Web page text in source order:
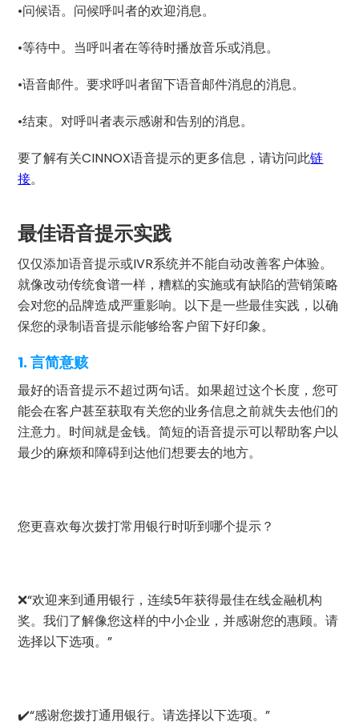
•问候语。问候呼叫者的欢迎消息。
•等待中。当呼叫者在等待时播放音乐或消息。
•语音邮件。要求呼叫者留下语音邮件消息的消息。
•结束。对呼叫者表示感谢和告别的消息。
要了解有关CINNOX语音提示的更多信息，请访问此链
接。
最佳语音提示实践
仅仅添加语音提示或IVR系统并不能自动改善客户体验。
就像改动传统食谱一样，糟糕的实施或有缺陷的营销策略
会对您的品牌造成严重影响。以下是一些最佳实践，以确
保您的录制语音提示能够给客户留下好印象。
1. 言简意赅
最好的语音提示不超过两句话。如果超过这个长度，您可
能会在客户甚至获取有关您的业务信息之前就失去他们的
注意力。时间就是金钱。简短的语音提示可以帮助客户以
最少的麻烦和障碍到达他们想要去的地方。
您更喜欢每次拨打常用银行时听到哪个提示？
❌“欢迎来到通用银行，连续5年获得最佳在线金融机构
奖。我们了解像您这样的中小企业，并感谢您的惠顾。请
选择以下选项。”
✔️“感谢您拨打通用银行。请选择以下选项。”